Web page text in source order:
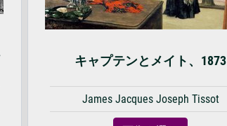
キャプテンとメイト、1873
James Jacques Joseph Tissot